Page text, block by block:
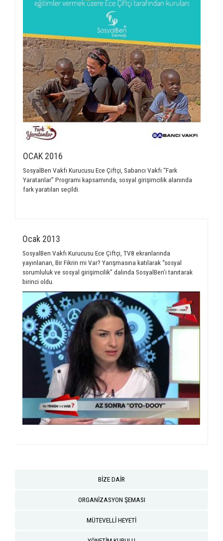
OCAK 2016
SosyalBen Vakfı Kurucusu Ece Çiftçi, Sabancı Vakfı “Fark
Yaratanlar” Programı kapsamında, sosyal girişimcilik alanında
fark yaratılan seçildi.
Ocak 2013
SosyalBen Vakfı Kurucusu Ece Çiftçi, TV8 ekranlarında
yayınlanan, Bir Fikrin mi Var? Yarışmasına katılarak “sosyal
sorumluluk ve sosyal girişimcilik” dalında SosyalBen’i tanıtarak
birinci oldu.
BİZE DAİR
ORGANİZASYON ŞEMASI
MÜTEVELLİ HEYETİ